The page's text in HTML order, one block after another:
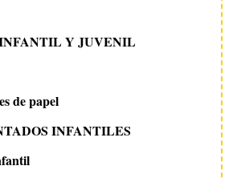
Y JUVENIL
de papel
INFANTILES